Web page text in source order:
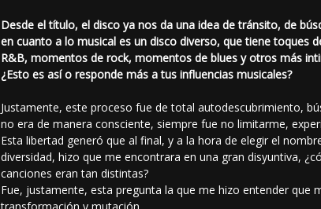
Desde el título, el disco ya nos da una idea de tránsito, de
en cuanto a lo musical es un disco diverso, que tiene toques
R&B, momentos de rock, momentos de blues y otros más
¿Esto es así o responde más a tus influencias musicales?
Justamente, este proceso fue de total autodescubrimiento,
no era de manera consciente, siempre fue no limitarme,
Esta libertad generó que al final, y a la hora de elegir el
diversidad, hizo que me encontrara en una gran disyuntiva,
canciones eran tan distintas?
Fue, justamente, esta pregunta la que me hizo entender